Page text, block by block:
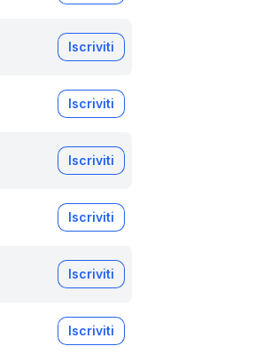
Iscriviti
Iscriviti
Iscriviti
Iscriviti
Iscriviti
Iscriviti